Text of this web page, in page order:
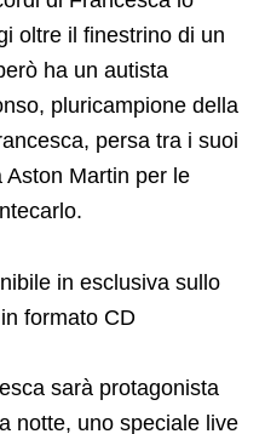
oltre il finestrino di un
ha un autista
pluricampione della
persa tra i suoi
Aston Martin per le
in esclusiva sullo
formato CD
sarà protagonista
notte, uno speciale live